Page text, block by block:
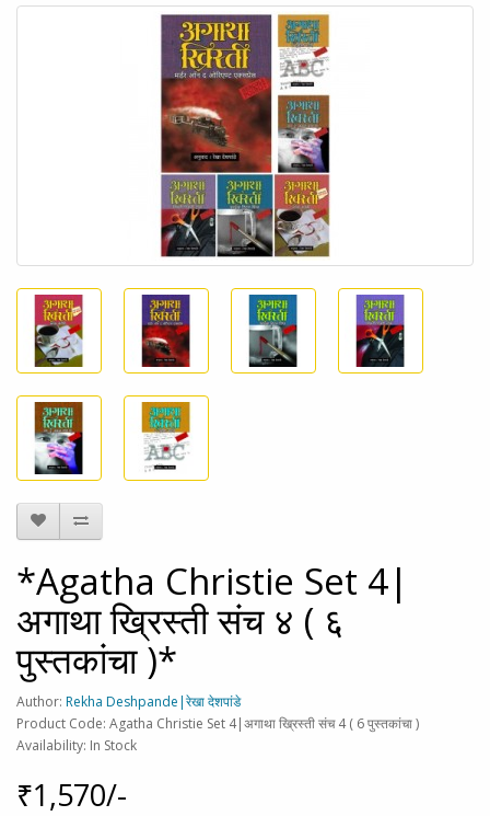
*Agatha Christie Set 4|
अगाथा ख्रिस्ती संच ४ ( ६
पुस्तकांचा )*
Author: Rekha Deshpande|रेखा देशपांडे
Product Code: Agatha Christie Set 4|अगाथा ख्रिस्ती संच 4 ( 6 पुस्तकांचा )
Availability: In Stock
₹1,570/-